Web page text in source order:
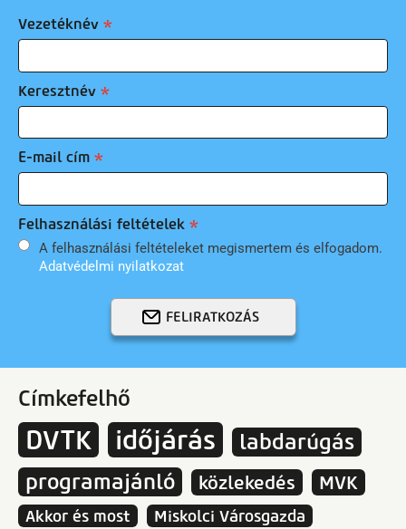
Vezetéknév
Keresztnév
E-mail cím
Felhasználási feltételek
A felhasználási feltételeket megismertem és elfogadom.
Adatvédelmi nyilatkozat
FELIRATKOZÁS
Címkefelhő
DVTK időjárás
labdarúgás
programajánló
közlekedés MVK
Akkor és most
Miskolci Városgazda